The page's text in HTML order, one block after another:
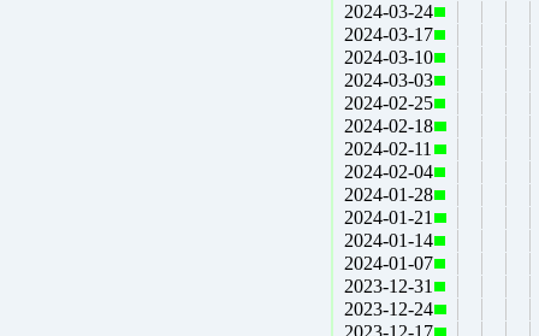
2024-03-24
2024-03-17
2024-03-10
2024-03-03
2024-02-25
2024-02-18
2024-02-11
2024-02-04
2024-01-28
2024-01-21
2024-01-14
2024-01-07
2023-12-31
2023-12-24
2023-12-17